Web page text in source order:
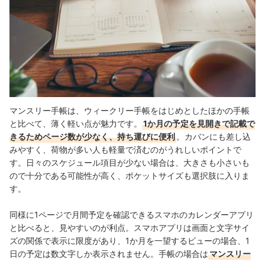
マンスリー手帳は、ウィークリー手帳をはじめとしたほかの手帳
と比べて、薄く軽い点が魅力です。
1か月の予定を見開きで記載で
きるためページ数が少なく、持ち運びに便利。カバンにも差し込
みやすく、荷物が多い人も軽量で済むのがうれしいポイントで
す。日々のスケジュール項目が少ない場合は、大きさも小さいも
ので十分である可能性が高く、ポケットサイズも選択肢に入りま
す。
同様に1ページで月間予定を確認できるスマホのカレンダーアプリ
と比べると、見やすいのが利点。スマホアプリは画面と文字サイ
ズの関係で表示に限度があり、1か月を一望するビューの場合、1
日の予定は数文字しか表示されません。手帳の場合はマンスリー